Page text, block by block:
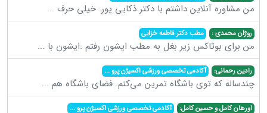
من مشاوره آنلاین داشتم با دکتر ذکایی پور. خیلی حرف ...
روژان محمدی : مطب دکتر فاطمه خزایی
من برای بوتاکس زیر بغل به مطب ایشون رفتم .ایشون با ...
رادین رحمانی: آکادمی تخصصی ورزشی اکسیژن پرو...
چندساله که توی باشگاه تمرین می‌کنم. فضای باشگاه هم ...
اورهان کامل و حسین کامل: آکادمی تخصصی ورزشی اکسیژن پرو...